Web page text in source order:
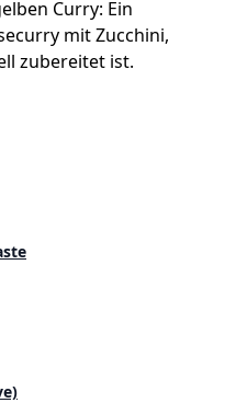
Curry: Ein
mit Zucchini,
zubereitet ist.